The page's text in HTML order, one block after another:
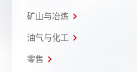
矿山与冶炼
油气与化工
零售